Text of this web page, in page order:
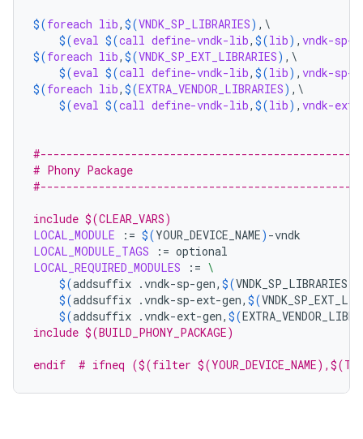
$(foreach lib, $(VNDK_SP_LIBRARIES) ,\
$(eval $(call define-vndk-lib, $(lib) , vndk-sp-
$(foreach lib, $(VNDK_SP_EXT_LIBRARIES) ,\
$(eval $(call define-vndk-lib, $(lib) , vndk-sp-
$(foreach lib, $(EXTRA_VENDOR_LIBRARIES) ,\
$(eval $(call define-vndk-lib, $(lib) , vndk-ext-
# Phony Package
include $(CLEAR_VARS)
LOCAL_MODULE
:= $(YOUR_DEVICE_NAME)
LOCAL_MODULE_TAGS
:=
LOCAL_REQUIRED_MODULES
:= \
$(addsuffix .vndk-sp-gen, $(VNDK_SP_LIBRARIES
$(addsuffix .vndk-sp-ext-gen, $(
$(addsuffix .vndk-ext-gen, $(
include $(BUILD_PHONY_PACKAGE)
endif  # ifneq ($(filter